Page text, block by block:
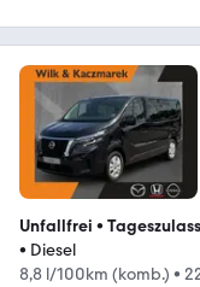
Unfallfrei •
• Diesel
8,8 l/100km (komb.) •